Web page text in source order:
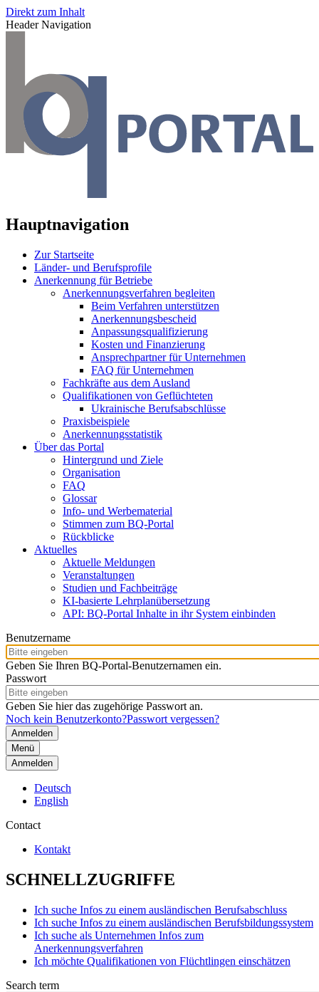
Direkt zum Inhalt
Header Navigation
Hauptnavigation
Zur Startseite
Länder- und Berufsprofile
Anerkennung für Betriebe
Anerkennungsverfahren begleiten
Beim Verfahren unterstützen
Anerkennungsbescheid
Anpassungsqualifizierung
Kosten und Finanzierung
Ansprechpartner für Unternehmen
FAQ für Unternehmen
Fachkräfte aus dem Ausland
Qualifikationen von Geflüchteten
Ukrainische Berufsabschlüsse
Praxisbeispiele
Anerkennungsstatistik
Über das Portal
Hintergrund und Ziele
Organisation
FAQ
Glossar
Info- und Werbematerial
Stimmen zum BQ-Portal
Rückblicke
Aktuelles
Aktuelle Meldungen
Veranstaltungen
Studien und Fachbeiträge
KI-basierte Lehrplanübersetzung
API: BQ-Portal Inhalte in ihr System einbinden
Benutzername
Geben Sie Ihren BQ-Portal-Benutzernamen ein.
Passwort
Geben Sie hier das zugehörige Passwort an.
Noch kein Benutzerkonto?Passwort vergessen?
Menü
Anmelden
Deutsch
English
Contact
Kontakt
SCHNELLZUGRIFFE
Ich suche Infos zu einem ausländischen Berufsabschluss
Ich suche Infos zu einem ausländischen Berufsbildungssystem
Ich suche als Unternehmen Infos zum
Anerkennungsverfahren
Ich möchte Qualifikationen von Flüchtlingen einschätzen
Search term